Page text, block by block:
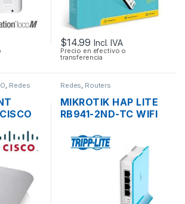
$14.99 Incl. IVA
Precio en efectivo o
transferencia
Redes
INT.
Redes Routers
MIKROTIK HAP LITE
RB941-2ND-TC WIFI
PUERTOS 10/100